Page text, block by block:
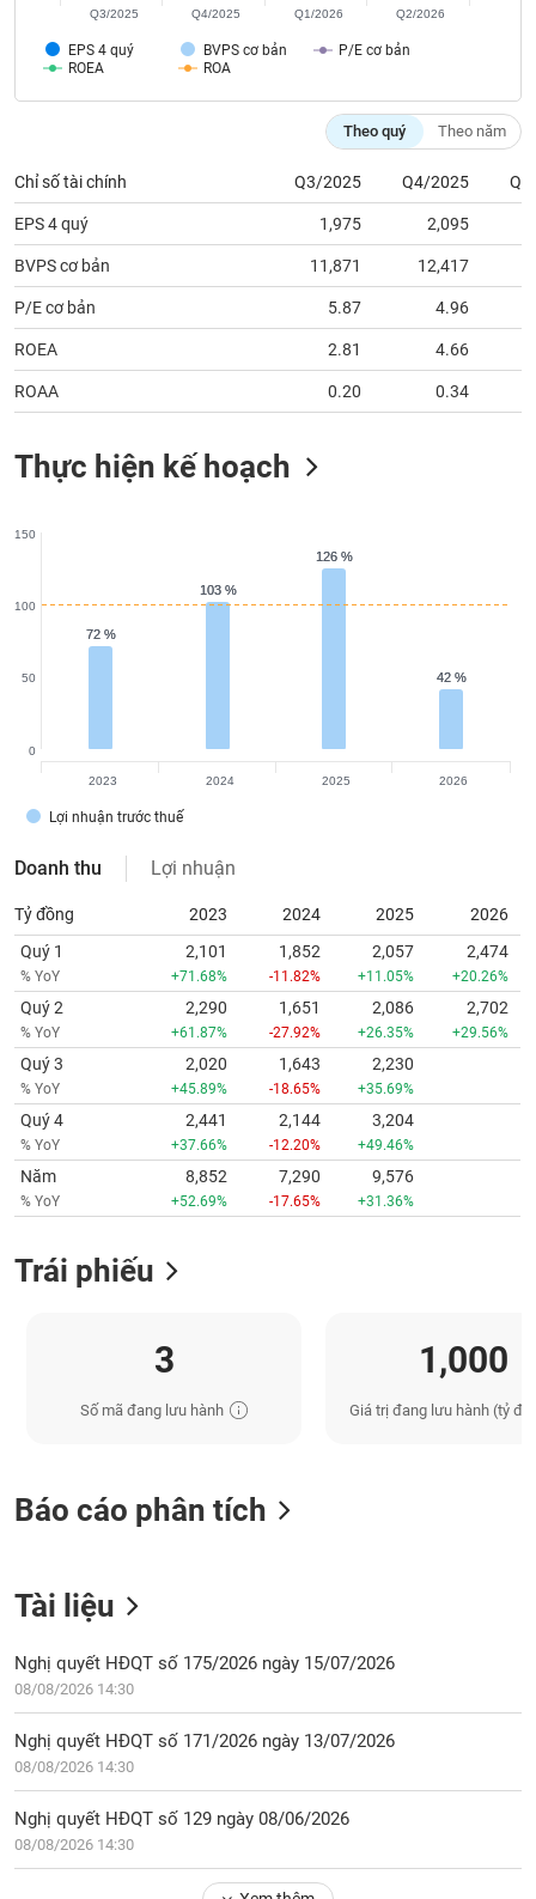
EPS 4 quý BVPS cơ bản
P/E cơ bản
ROEA
ROA
Q3/2025 Q4/2025 Q1/2026 Q2/2026
Theo quý Theo năm
Chỉ số tài chính Q3/2025 Q4/2025
EPS 4 quý 1,975 2,095
BVPS cơ bản 11,871 12,417
P/E cơ bản 5.87 4.96
ROEA 2.81 4.66
ROAA 0.20 0.34
Thực hiện kế hoạch
72 %
72 %
103 %
103 %
126 %
126 %
42 %
42 %
Lợi nhuận trước thuế
0
50
100
150
2023 2024 2025 2026
Doanh thu Lợi nhuận
Tỷ đồng 2023 2024 2025
2026
Quý 1
% YoY
2,101
+71.68%
1,852
-11.82%
2,057
+11.05%
2,474
+20.26%
Quý 2
% YoY
2,290
+61.87%
1,651
-27.92%
2,086
+26.35%
2,702
+29.56%
Quý 3
% YoY
2,020
+45.89%
1,643
-18.65%
2,230
+35.69%
Quý 4
% YoY
2,441
+37.66%
2,144
-12.20%
3,204
+49.46%
Năm
% YoY
8,852
+52.69%
7,290
-17.65%
9,576
+31.36%
Trái phiếu
3
Số mã đang lưu hành
1,000
Giá trị đang lưu hành (tỷ
Báo cáo phân tích
Tài liệu
Nghị quyết HĐQT số 175/2026 ngày 15/07/2026
08/08/2026 14:30
Nghị quyết HĐQT số 171/2026 ngày 13/07/2026
08/08/2026 14:30
Nghị quyết HĐQT số 129 ngày 08/06/2026
08/08/2026 14:30